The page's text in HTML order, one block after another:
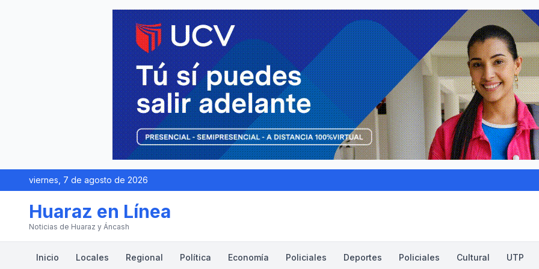
viernes, 7 de agosto de 2026
Huaraz en Línea
Noticias de Huaraz y Áncash
Inicio Locales Regional Política Economía Policiales Deportes Policiales Cultural UTP